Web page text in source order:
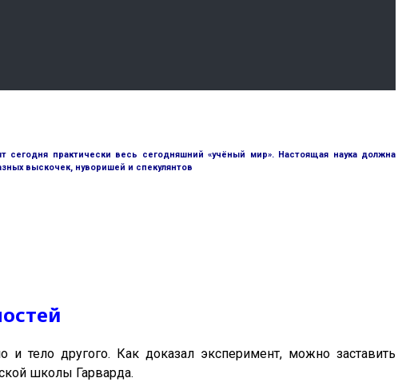
практически весь сегодняшний «учёный мир». Настоящая наука должна
выскочек, нуворишей и спекулянтов
тело другого. Как доказал эксперимент, можно заставить
школы Гарварда.